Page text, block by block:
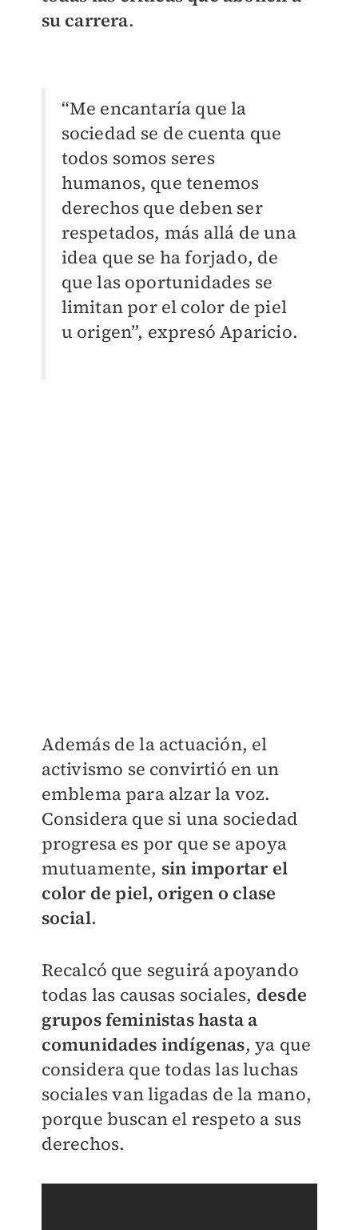
su carrera.
“Me encantaría que la
sociedad se de cuenta que
todos somos seres
humanos, que tenemos
derechos que deben ser
respetados, más allá de una
idea que se ha forjado, de
que las oportunidades se
limitan por el color de piel
u origen”, expresó Aparicio.
Además de la actuación, el
activismo se convirtió en un
emblema para alzar la voz.
Considera que si una sociedad
progresa es por que se apoya
mutuamente, sin importar el
color de piel, origen o clase
social.
Recalcó que seguirá apoyando
todas las causas sociales, desde
grupos feministas hasta a
comunidades indígenas, ya que
considera que todas las luchas
sociales van ligadas de la mano,
porque buscan el respeto a sus
derechos.